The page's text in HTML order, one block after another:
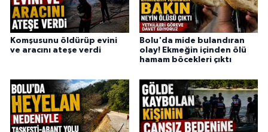
Komşusunu öldürüp evini
ve aracını ateşe verdi
Bolu'da mide bulandıran
olay! Ekmeğin içinden ölü
hamam böcekleri çıktı